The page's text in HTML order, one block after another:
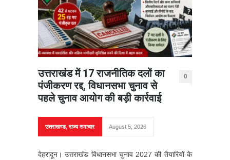
उत्तराखंड में 17 राजनीतिक दलों का
पंजीकरण रद्द, विधानसभा चुनाव से
पहले चुनाव आयोग की बड़ी कार्रवाई
0
उत्तराखण्ड,राज्य समाचार August 5, 2026
देहरादून। उत्तराखंड विधानसभा चुनाव 2027 की तैयारियों के